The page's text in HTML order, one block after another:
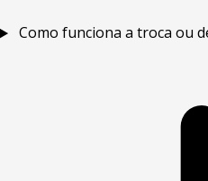
Como funciona a troca ou